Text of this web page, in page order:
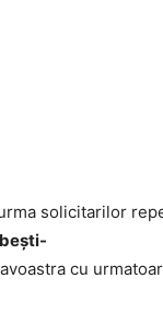
solicitarilor
cu